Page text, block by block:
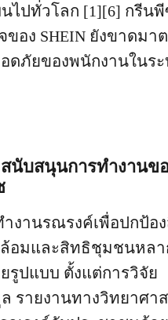
ไปทั่วโลก [1][6] กรีน
อง SHEIN ยังขาดมา
ดภัยของพนักงานในร
นับสนุนการทำงานข
ำงานรณรงค์เพื่อปกป้อ
อมและสิทธิชุมชนหลา
รูปแบบ ตั้งแต่การวิจัย
รายงานทางวิทยาศา